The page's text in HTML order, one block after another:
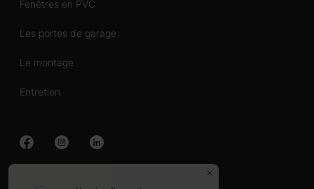
Fenêtres en PVC
Les portes de garage
Le montage
Entretien